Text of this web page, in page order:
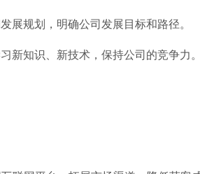
展规划，明确公司发展目标和路径。
新知识、新技术，保持公司的竞争力。